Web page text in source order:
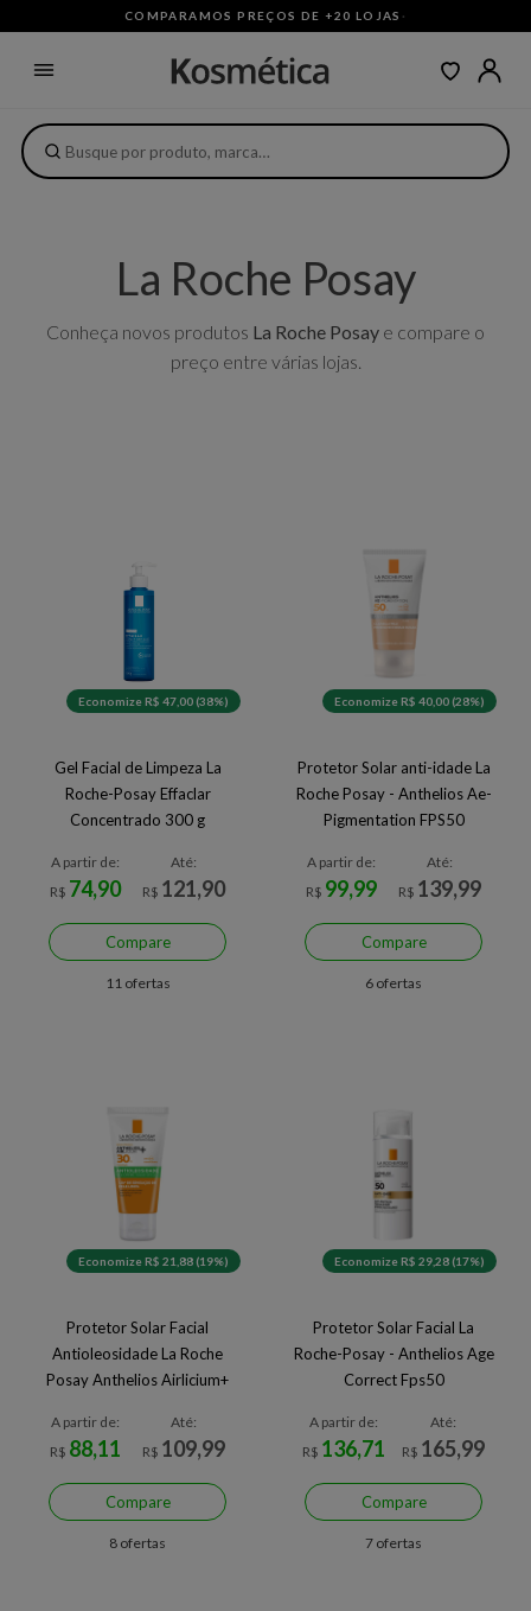
COMPARAMOS PREÇOS DE +20 LOJAS ·
La Roche Posay
Conheça novos produtos La Roche Posay e compare o
preço entre várias lojas.
Economize R$ 47,00 (38%)
Gel Facial de Limpeza La
Roche-Posay Effaclar
Concentrado 300 g
A partir de:
R$ 74,90
Até:
R$ 121,90
Compare
11 ofertas
Economize R$ 40,00 (28%)
Protetor Solar anti-idade La
Roche Posay - Anthelios Ae-
Pigmentation FPS50
A partir de:
R$ 99,99
Até:
R$ 139,99
Compare
6 ofertas
Economize R$ 21,88 (19%)
Protetor Solar Facial
Antioleosidade La Roche
Posay Anthelios Airlicium+
A partir de:
R$ 88,11
Até:
R$ 109,99
Compare
8 ofertas
Economize R$ 29,28 (17%)
Protetor Solar Facial La
Roche-Posay - Anthelios Age
Correct Fps50
A partir de:
R$ 136,71
Até:
R$ 165,99
Compare
7 ofertas